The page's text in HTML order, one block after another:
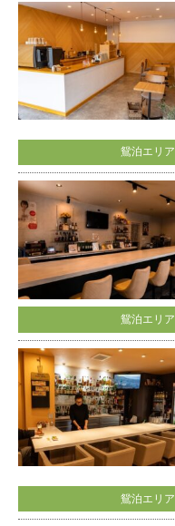
鴛泊エリア
鴛泊エリア
鴛泊エリア